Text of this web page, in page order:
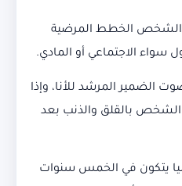
الشخص الخطط المرضية
سواء الاجتماعي أو المادي.
الضمير المرشد للأنا، وإذا
بالقلق والذنب بعد
يتكون في الخمس سنوات